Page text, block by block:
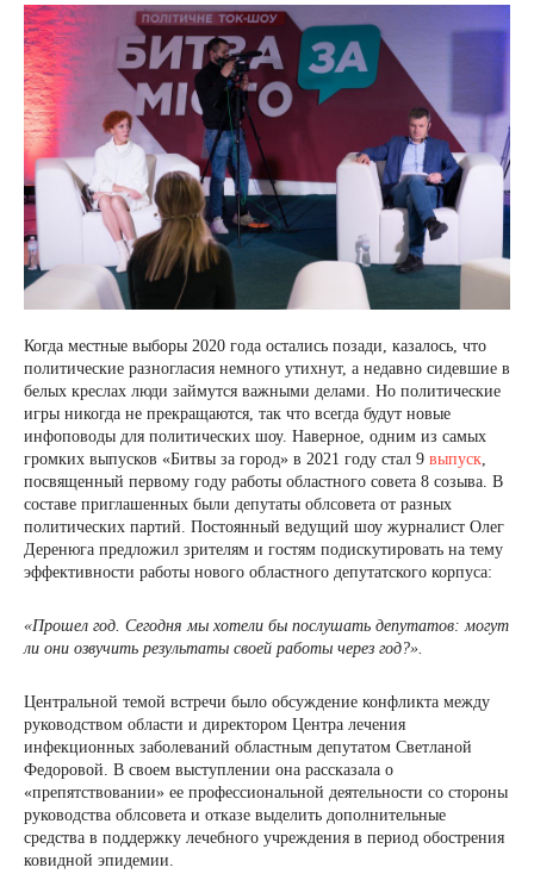
Когда местные выборы 2020 года остались позади, казалось, что
политические разногласия немного утихнут, а недавно сидевшие в
белых креслах люди займутся важными делами. Но политические
игры никогда не прекращаются, так что всегда будут новые
инфоповоды для политических шоу. Наверное, одним из самых
громких выпусков «Битвы за город» в 2021 году стал 9 выпуск,
посвященный первому году работы областного совета 8 созыва. В
составе приглашенных были депутаты облсовета от разных
политических партий. Постоянный ведущий шоу журналист Олег
Деренюга предложил зрителям и гостям подискутировать на тему
эффективности работы нового областного депутатского корпуса:
«Прошел год. Сегодня мы хотели бы послушать депутатов: могут
ли они озвучить результаты своей работы через год?».
Центральной темой встречи было обсуждение конфликта между
руководством области и директором Центра лечения
инфекционных заболеваний областным депутатом Светланой
Федоровой. В своем выступлении она рассказала о
«препятствовании» ее профессиональной деятельности со стороны
руководства облсовета и отказе выделить дополнительные
средства в поддержку лечебного учреждения в период обострения
ковидной эпидемии.